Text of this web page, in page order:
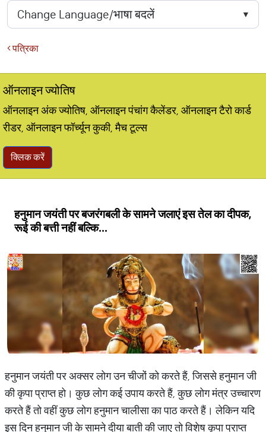
पत्रिका
ऑनलाइन ज्योतिष
ऑनलाइन अंक ज्योतिष, ऑनलाइन पंचांग कैलेंडर, ऑनलाइन टैरो कार्ड
रीडर, ऑनलाइन फॉर्च्यून कुकी, मैच टूल्स
क्लिक करें
हनुमान जयंती पर बजरंगबली के सामने जलाएं इस तेल का दीपक,
रूई की बत्ती नहीं बल्कि...
हनुमान जयंती पर अक्सर लोग उन चीजों को करते हैं, जिससे हनुमान जी
की कृपा प्राप्त हो। कुछ लोग कई उपाय करते हैं, कुछ लोग मंत्र उच्चारण
करते हैं तो वहीं कुछ लोग हनुमान चालीसा का पाठ करते हैं। लेकिन यदि
इस दिन हनुमान जी के सामने दीया बाती की जाए तो विशेष कृपा प्राप्त